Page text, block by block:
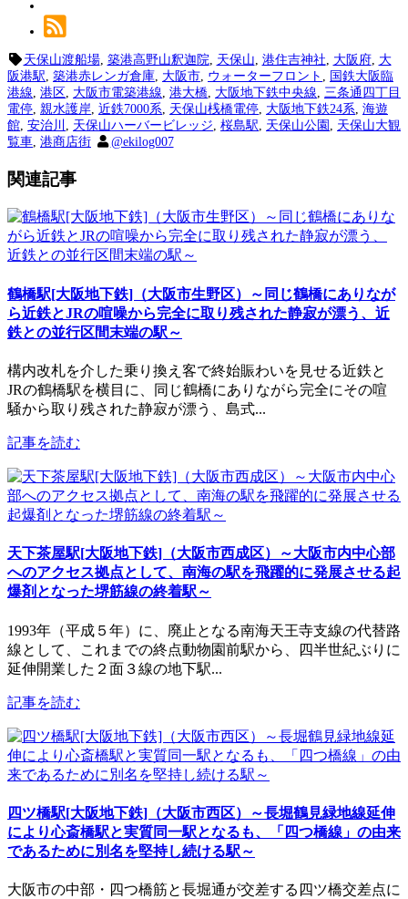
天保山渡船場, 築港高野山釈迦院, 天保山, 港住吉神社, 大阪府, 大
阪港駅, 築港赤レンガ倉庫, 大阪市, ウォーターフロント , 国鉄大阪臨
港線, 港区 , 大阪市電築港線, 港大橋, 大阪地下鉄中央線, 三条通四丁目
電停, 親水護岸, 近鉄7000系, 天保山桟橋電停, 大阪地下鉄24系, 海遊
館, 安治川 , 天保山ハーバービレッジ, 桜島駅, 天保山公園 , 天保山大観
覧車, 港商店街 @ekilog007
関連記事
鶴橋駅[大阪地下鉄]（大阪市生野区）～同じ鶴橋にありなが
ら近鉄とJRの喧噪から完全に取り残された静寂が漂う、近
鉄との並行区間末端の駅～
構内改札を介した乗り換え客で終始賑わいを見せる近鉄と
JRの鶴橋駅を横目に、同じ鶴橋にありながら完全にその喧
騒から取り残された静寂が漂う、島式...
記事を読む
天下茶屋駅[大阪地下鉄]（大阪市西成区）～大阪市内中心部
へのアクセス拠点として、南海の駅を飛躍的に発展させる起
爆剤となった堺筋線の終着駅～
1993年（平成５年）に、廃止となる南海天王寺支線の代替路
線として、これまでの終点動物園前駅から、四半世紀ぶりに
延伸開業した２面３線の地下駅...
記事を読む
四ツ橋駅[大阪地下鉄]（大阪市西区）～長堀鶴見緑地線延伸
により心斎橋駅と実質同一駅となるも、「四つ橋線」の由来
であるために別名を堅持し続ける駅～
大阪市の中部・四つ橋筋と長堀通が交差する四ツ橋交差点に